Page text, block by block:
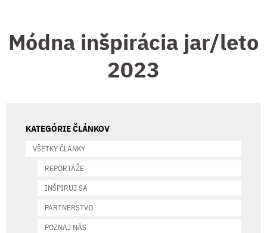
Módna inšpirácia jar/leto
2023
KATEGÓRIE ČLÁNKOV
VŠETKY ČLÁNKY
REPORTÁŽE
INŠPIRUJ SA
PARTNERSTVO
POZNAJ NÁS